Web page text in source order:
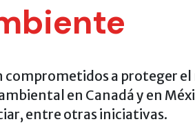
comprometidos a proteger
en Canadá y en
entre otras iniciativas.